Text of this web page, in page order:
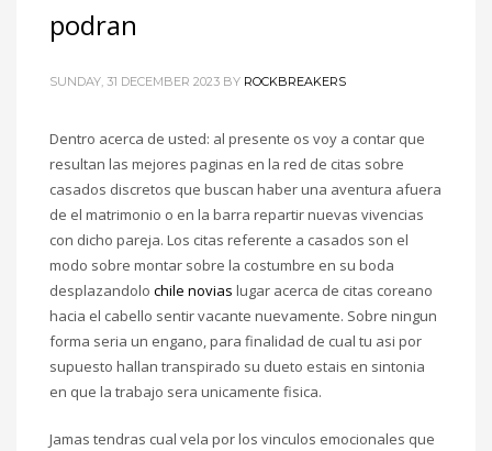
podran
SUNDAY, 31 DECEMBER 2023 BY ROCKBREAKERS
Dentro acerca de usted: al presente os voy a contar que
resultan las mejores paginas en la red de citas sobre
casados discretos que buscan haber una aventura afuera
de el matrimonio o en la barra repartir nuevas vivencias
con dicho pareja. Los citas referente a casados son el
modo sobre montar sobre la costumbre en su boda
desplazandolo chile novias lugar acerca de citas coreano
hacia el cabello sentir vacante nuevamente. Sobre ningun
forma seria un engano, para finalidad de cual tu asi por
supuesto hallan transpirado su dueto estais en sintonia
en que la trabajo sera unicamente fisica.
Jamas tendras cual vela por los vinculos emocionales que